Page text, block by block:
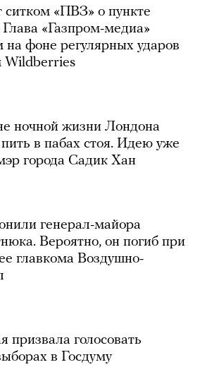
ситком «ПВЗ» о пункте
«Газпром-медиа»
на фоне регулярных ударов
Wildberries
ночной жизни Лондона
пить в пабах стоя. Идею уже
города Садик Хан
генерал-майора
Вероятно, он погиб при
главкома Воздушно-
голосовать
в Госдуму